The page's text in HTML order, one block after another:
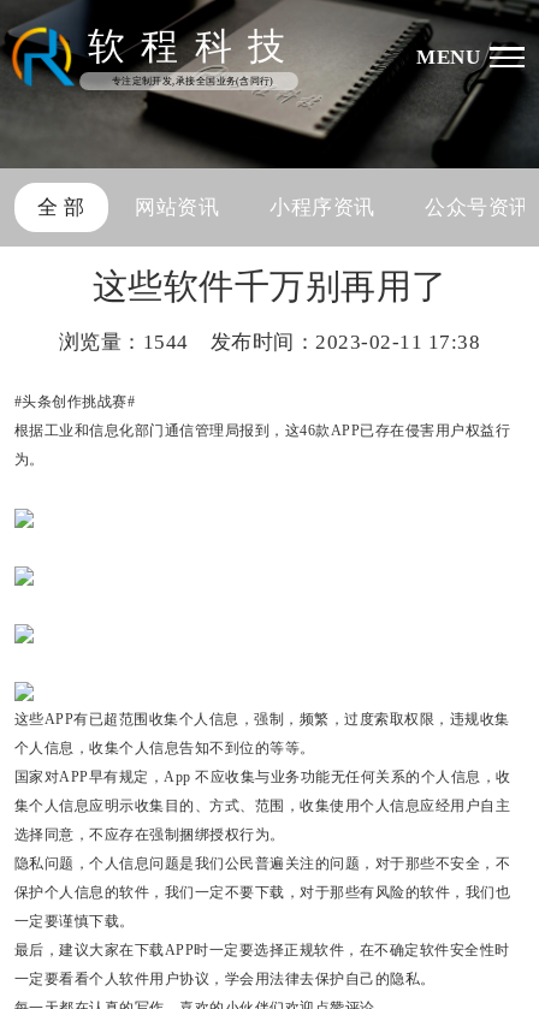
软 程 科 技
专注定制开发,承接全国业务(含同行)
MENU
全 部 网站资讯 小程序资讯 公众号资讯
这些软件千万别再用了
浏览量： 1544 发布时间：2023-02-11 17:38
#头条创作挑战赛#
根据工业和信息化部门通信管理局报到，这46款APP已存在侵害用户权益行
为。
这些APP有已超范围收集个人信息，强制，频繁，过度索取权限，违规收集
个人信息，收集个人信息告知不到位的等等。
国家对APP早有规定，App 不应收集与业务功能无任何关系的个人信息，收
集个人信息应明示收集目的、方式、范围，收集使用个人信息应经用户自主
选择同意，不应存在强制捆绑授权行为。
隐私问题，个人信息问题是我们公民普遍关注的问题，对于那些不安全，不
保护个人信息的软件，我们一定不要下载，对于那些有风险的软件，我们也
一定要谨慎下载。
最后，建议大家在下载APP时一定要选择正规软件，在不确定软件安全性时
一定要看看个人软件用户协议，学会用法律去保护自己的隐私。